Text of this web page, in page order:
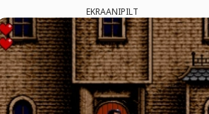
EKRAANIPILT